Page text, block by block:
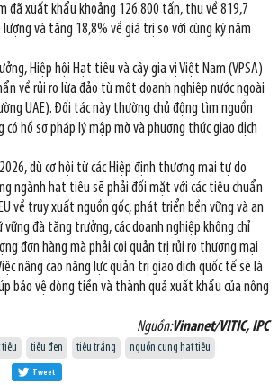
đã xuất khẩu khoảng 126.800 tấn, thu về 819,7
và tăng 18,8% về giá trị so với cùng kỳ năm
Hiệp hội Hạt tiêu và cây gia vị Việt Nam (VPSA)
về rủi ro lừa đảo từ một doanh nghiệp nước ngoài
UAE). Đối tác này thường chủ động tìm nguồn
có hồ sơ pháp lý mập mờ và phương thức giao dịch
dù cơ hội từ các Hiệp định thương mại tự do
ngành hạt tiêu sẽ phải đối mặt với các tiêu chuẩn
về truy xuất nguồn gốc, phát triển bền vững và an
đà tăng trưởng, các doanh nghiệp không chỉ
đơn hàng mà phải coi quản trị rủi ro thương mại
nâng cao năng lực quản trị giao dịch quốc tế sẽ là
bảo vệ dòng tiền và thành quả xuất khẩu của nông
Nguồn:Vinanet/VITIC, IPC
tiêu đen tiêu trắng nguồn cung hạt tiêu
Tweet